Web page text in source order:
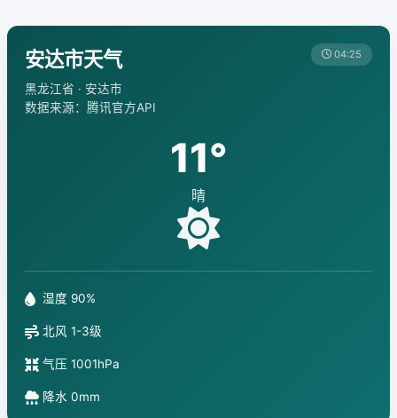
安达市天气
黑龙江省 · 安达市
数据来源：腾讯官方API
04:25
11°
晴
湿度 90%
北风 1-3级
气压 1001hPa
降水 0mm